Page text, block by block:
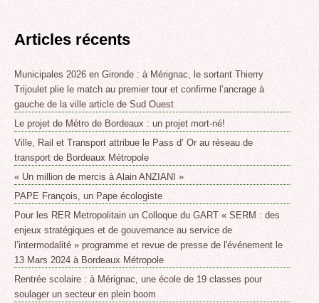
Articles récents
Municipales 2026 en Gironde : à Mérignac, le sortant Thierry
Trijoulet plie le match au premier tour et confirme l’ancrage à
gauche de la ville article de Sud Ouest
Le projet de Métro de Bordeaux : un projet mort-né!
Ville, Rail et Transport attribue le Pass d’ Or au réseau de
transport de Bordeaux Métropole
« Un million de mercis à Alain ANZIANI »
PAPE François, un Pape écologiste
Pour les RER Metropolitain un Colloque du GART « SERM : des
enjeux stratégiques et de gouvernance au service de
l’intermodalité » programme et revue de presse de l'événement le
13 Mars 2024 à Bordeaux Métropole
Rentrée scolaire : à Mérignac, une école de 19 classes pour
soulager un secteur en plein boom